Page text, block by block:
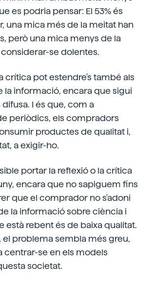
es podria pensar: El 53% és
una mica més de la meitat han
però una mica menys de la
se dolentes.
crítica pot estendre's també als
la informació, encara que sigui
I és que, com a
periòdics, els compradors
productes de qualitat i,
a exigir-ho.
portar la reflexió o la crítica
encara que no sapiguem fins
que el comprador no s'adoni
la informació sobre ciència i
està rebent és de baixa qualitat.
el problema sembla més greu,
centrar-se en els models
societat.